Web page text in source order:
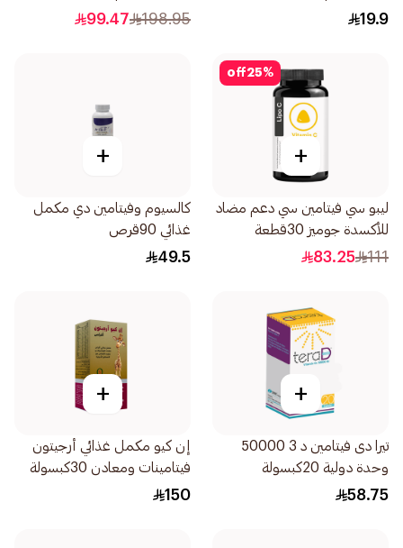
20قرص
19.9
والأظافر 60قطعة
198.95
99.47
25%
off
+
ليبو سي فيتامين سي دعم مضاد
للأكسدة جوميز 30قطعة
111
83.25
+
كالسيوم وفيتامين دي مكمل
غذائي 90قرص
49.5
+
تيرا دى فيتامين د 3 50000
وحدة دولية 20كبسولة
58.75
+
إن كيو مكمل غذائي أرجيتون
فيتامينات ومعادن 30كبسولة
150